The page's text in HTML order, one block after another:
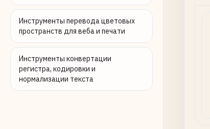
Инструменты перевода цветовых
пространств для веба и печати
Инструменты конвертации
регистра, кодировки и
нормализации текста